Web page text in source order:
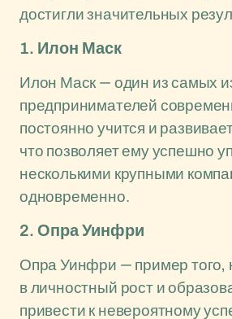
достигли значительных
1. Илон Маск
Илон Маск — один из самых
предпринимателей
постоянно учится и
что позволяет ему успешно
несколькими крупными
одновременно.
2. Опра Уинфри
Опра Уинфри — пример того,
в личностный рост и
привести к невероятному